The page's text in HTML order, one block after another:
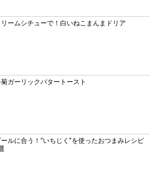
リームシチューで！白いねこまんまドリア
ガーリックバタートースト
ールに合う！“いちじく”を使ったおつまみレシピ